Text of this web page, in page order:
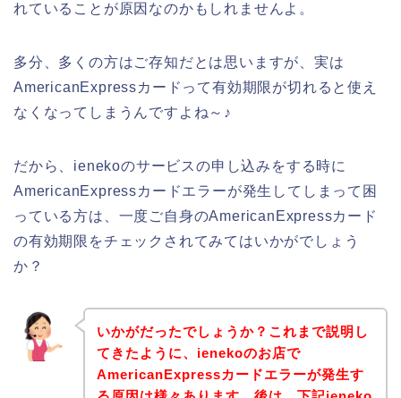
れていることが原因なのかもしれませんよ。
多分、多くの方はご存知だとは思いますが、実は
AmericanExpressカードって有効期限が切れると使え
なくなってしまうんですよね～♪
だから、ienekoのサービスの申し込みをする時に
AmericanExpressカードエラーが発生してしまって困
っている方は、一度ご自身のAmericanExpressカード
の有効期限をチェックされてみてはいかがでしょう
か？
いかがだったでしょうか？これまで説明し
てきたように、ienekoのお店で
AmericanExpressカードエラーが発生す